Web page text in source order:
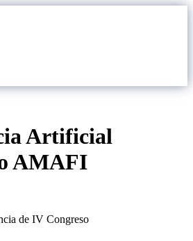
Artificial
AMAFI
de IV Congreso